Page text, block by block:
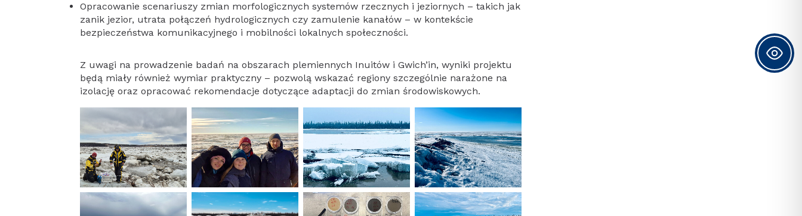
Opracowanie scenariuszy zmian morfologicznych systemów rzecznych i jeziornych – takich jak
zanik jezior, utrata połączeń hydrologicznych czy zamulenie kanałów – w kontekście
bezpieczeństwa komunikacyjnego i mobilności lokalnych społeczności.
Z uwagi na prowadzenie badań na obszarach plemiennych Inuitów i Gwich’in, wyniki projektu
będą miały również wymiar praktyczny – pozwolą wskazać regiony szczególnie narażone na
izolację oraz opracować rekomendacje dotyczące adaptacji do zmian środowiskowych.